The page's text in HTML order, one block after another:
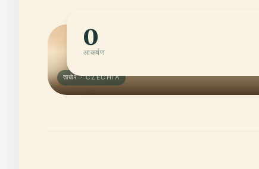
ताबोर · CZECHIA
0
आकर्षण